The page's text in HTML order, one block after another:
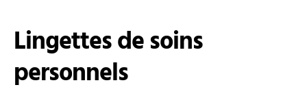
Lingettes de soins
personnels